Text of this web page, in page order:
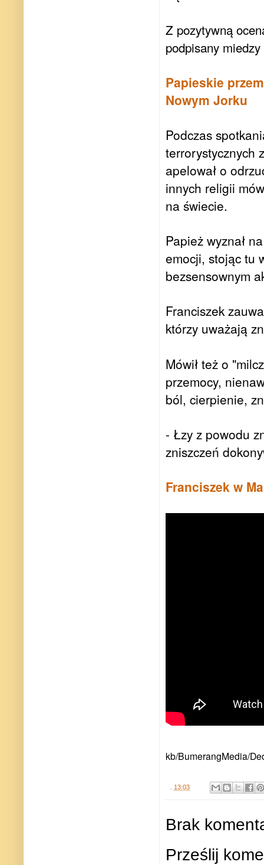
Z pozytywną
podpisany
Papieskie
Nowym Jorku
Podczas
terrorystycznych
apelował o
innych religii
na świecie.
Papież wyznał
emocji, stojąc tu
bezsensownym
Franciszek
którzy uważają
Mówił też o
przemocy,
ból, cierpienie,
- Łzy z powodu
zniszczeń
Franciszek w
kb/BumerangMedia/
13:03
Brak
Prześlij